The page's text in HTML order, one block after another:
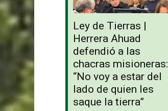
Ley de Tierras |
Herrera Ahuad
defendió a las
chacras misioneras:
“No voy a estar del
lado de quien les
saque la tierra”